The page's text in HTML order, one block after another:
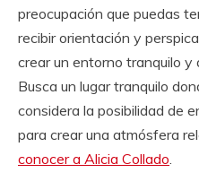
preocupación que puedas
recibir orientación y
crear un entorno tranquilo y
Busca un lugar tranquilo
considera la posibilidad de
para crear una atmósfera
conocer a Alicia Collado.